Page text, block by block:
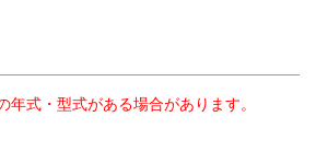
年式・型式がある場合があります。